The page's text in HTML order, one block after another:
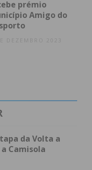
prémio
Amigo do
DEZEMBRO 2023
da Volta a
Camisola